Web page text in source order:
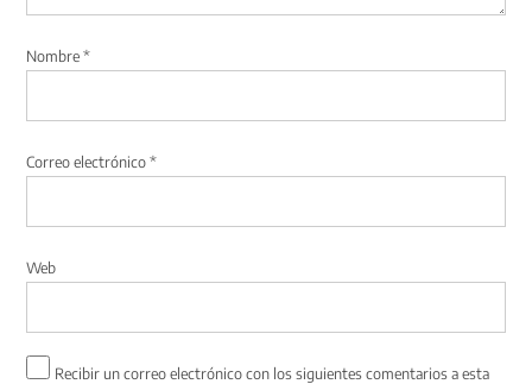
Nombre*
Correo electrónico*
Web
Recibir un correo electrónico con los siguientes comentarios a esta